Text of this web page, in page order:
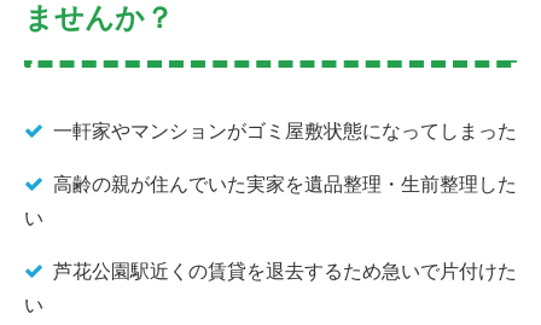
ませんか？
一軒家やマンションがゴミ屋敷状態になってしまった
高齢の親が住んでいた実家を遺品整理・生前整理した
い
芦花公園駅近くの賃貸を退去するため急いで片付けた
い